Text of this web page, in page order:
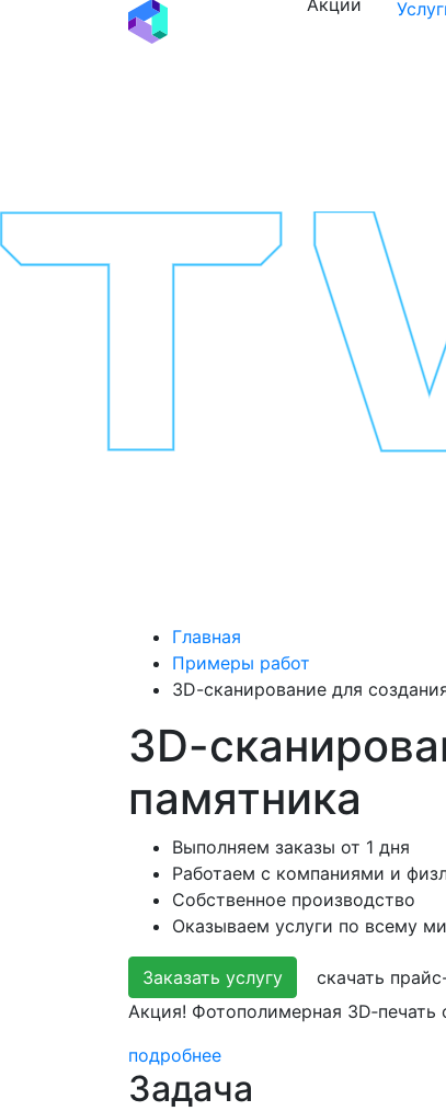
Главная
Примеры работ
3D-cканирование для
3D-
памятника
Выполняем заказы от 1 дня
Работаем с компаниями и
Собственное производство
Оказываем услуги по всему
Заказать услугу
скачать
Акция! Фотополимерная 3D‑печать
подробнее
Задача